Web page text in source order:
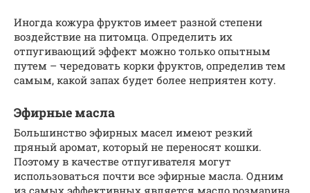
Иногда кожура фруктов имеет разной степени
воздействие на питомца. Определить их
отпугивающий эффект можно только опытным
путем – чередовать корки фруктов, определив тем
самым, какой запах будет более неприятен коту.
Эфирные масла
Большинство эфирных масел имеют резкий
пряный аромат, который не переносят кошки.
Поэтому в качестве отпугивателя могут
использоваться почти все эфирные масла. Одним